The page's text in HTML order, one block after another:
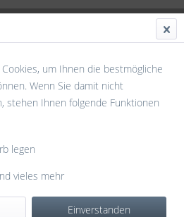
derzeit nicht zur Verfügung!
um Ihnen die bestmögliche
Wenn Sie damit nicht
stehen Ihnen folgende Funktionen
legen
vieles mehr
Einverstanden